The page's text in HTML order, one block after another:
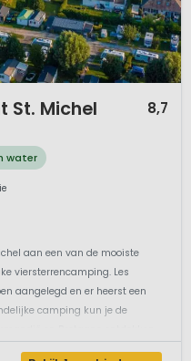
St. Michel 8,7
water
aan een van de mooiste
viersterrencamping. Les
aangelegd en er heerst een
camping kun je de